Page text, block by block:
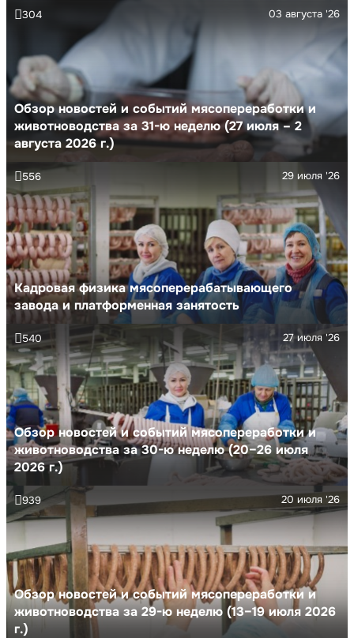
Обзор новостей и событий мясопереработки и
животноводства за 31-ю неделю (27 июля – 2
августа 2026 г.)
03 августа '26
304
Кадровая физика мясоперерабатывающего
завода и платформенная занятость
29 июля '26
556
Обзор новостей и событий мясопереработки и
животноводства за 30-ю неделю (20–26 июля
2026 г.)
27 июля '26
540
Обзор новостей и событий мясопереработки и
животноводства за 29-ю неделю (13–19 июля 2026
г.)
20 июля '26
939